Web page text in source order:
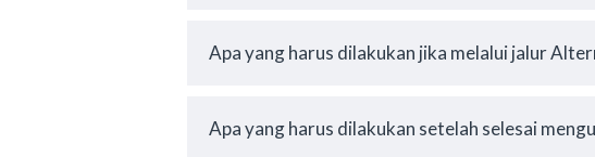
Apa yang harus dilakukan jika melalui jalur
Apa yang harus dilakukan setelah selesai